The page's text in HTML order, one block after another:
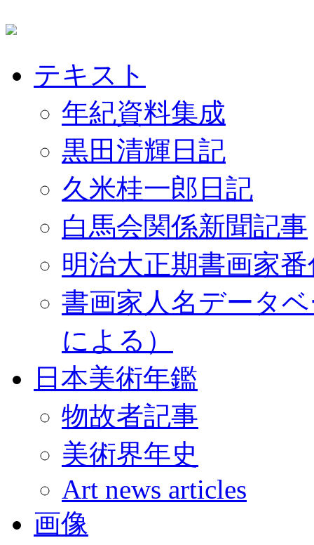
テキスト
年紀資料集成
黒田清輝日記
久米桂一郎日記
白馬会関係新聞記事
明治大正期書画家
書画家人名データ
による）
日本美術年鑑
物故者記事
美術界年史
Art news articles
画像